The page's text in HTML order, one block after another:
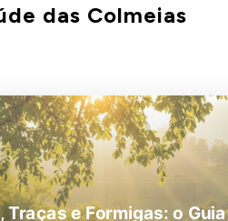
das Colmeias
Formigas: o Guia